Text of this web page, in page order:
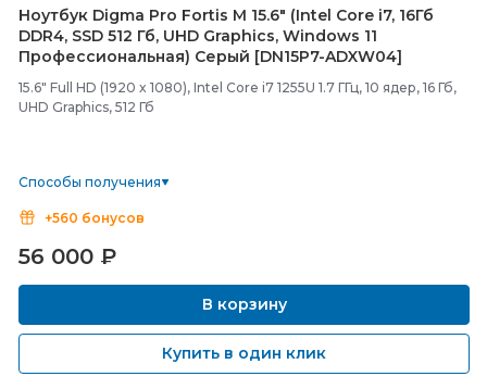
Ноутбук Digma Pro Fortis M 15.6" (Intel Core i7, 16Гб
DDR4, SSD 512 Гб, UHD Graphics, Windows 11
Профессиональная) Серый [DN15P7-ADXW04]
15.6" Full HD (1920 x 1080), Intel Core i7 1255U 1.7 ГГц, 10 ядер, 16 Гб,
UHD Graphics, 512 Гб
Способы получения
+560 бонусов
56 000 ₽
В корзину
Купить в один клик